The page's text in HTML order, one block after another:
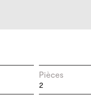
Pièces
2